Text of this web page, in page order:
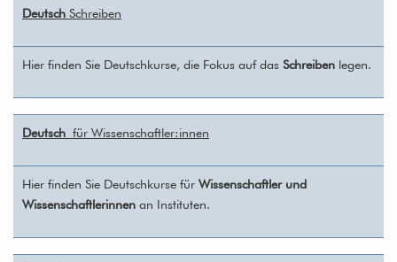
Deutsch Schreiben
Hier finden Sie Deutschkurse, die Fokus auf das Schreiben legen.
Deutsch für Wissenschaftler:innen
Hier finden Sie Deutschkurse für Wissenschaftler und
Wissenschaftlerinnen an Instituten.